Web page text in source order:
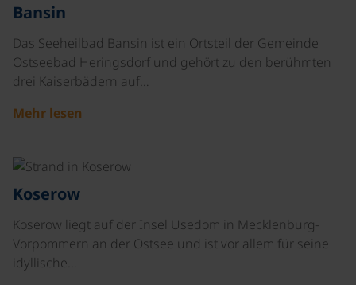
Bansin
Das Seeheilbad Bansin ist ein Ortsteil der Gemeinde
Ostseebad Heringsdorf und gehört zu den berühmten
drei Kaiserbädern auf…
Mehr lesen
Koserow
Koserow liegt auf der Insel Usedom in Mecklenburg-
Vorpommern an der Ostsee und ist vor allem für seine
idyllische…